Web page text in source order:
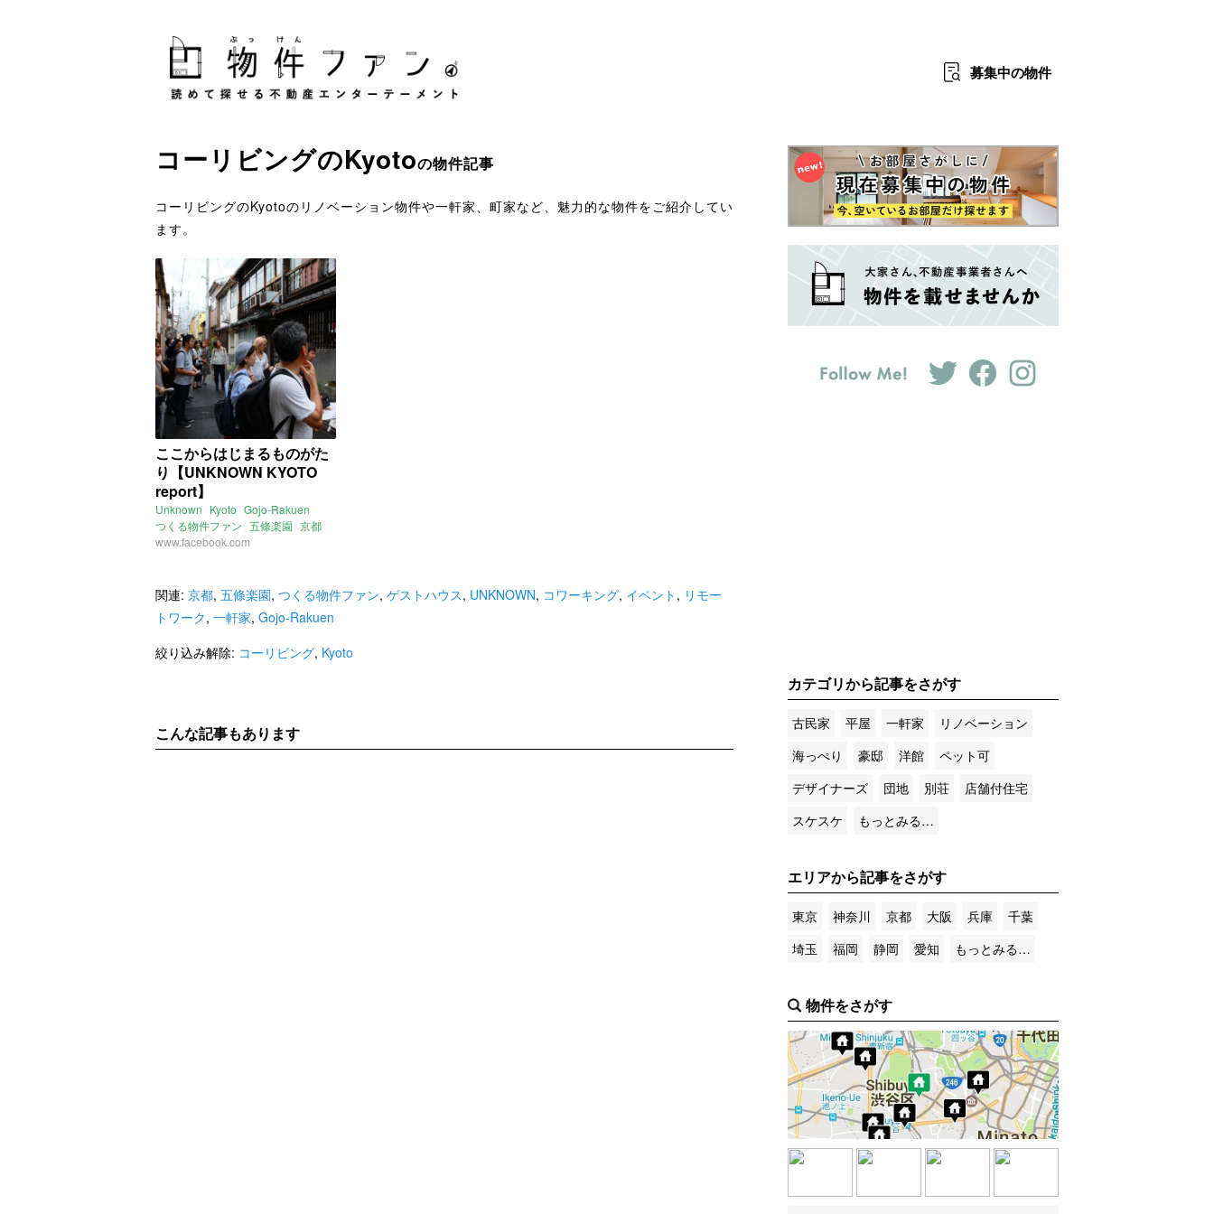
募集中の物件
コーリビングのKyotoの物件記事
コーリビングのKyotoのリノベーション物件や一軒家、町家など、魅力的な物件をご紹介してい
ます。
ここからはじまるものがた
り【UNKNOWN KYOTO
report】
Unknown Kyoto Gojo-Rakuen
つくる物件ファン 五條楽園 京都
コーリビング
www.facebook.com
関連: 京都, 五條楽園, つくる物件ファン, ゲストハウス, UNKNOWN, コワーキング, イベント , リモー
トワーク, 一軒家, Gojo-Rakuen
絞り込み解除: コーリビング, Kyoto
こんな記事もあります
カテゴリから記事をさがす
古民家 平屋 一軒家
リノベーション
海っぺり
豪邸 洋館
ペット可
デザイナーズ
団地 別荘
店舗付住宅
スケスケ
もっとみる…
エリアから記事をさがす
東京 神奈川 京都 大阪 兵庫
千葉
埼玉
福岡 静岡 愛知 もっとみる…
物件をさがす